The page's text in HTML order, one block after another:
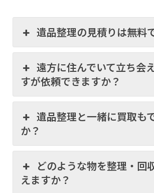
遺品整理の見積りは無料
遠方に住んでいて立ち会
すが依頼できますか？
遺品整理と一緒に買取も
か？
どのような物を整理・回
えますか？